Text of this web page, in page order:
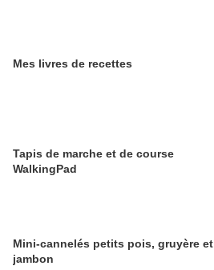
Mes livres de recettes
Tapis de marche et de course
WalkingPad
Mini-cannelés petits pois, gruyère et
jambon